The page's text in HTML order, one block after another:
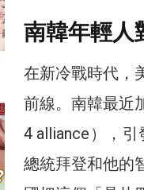
南韓年輕人
在新冷戰時代，
前線。南韓最近
4 alliance），
總統拜登和他的